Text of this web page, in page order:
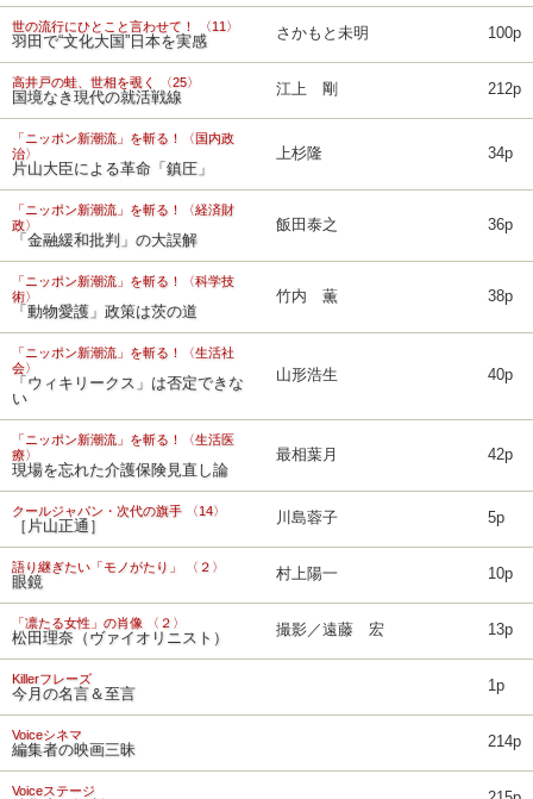
世の流行にひとこと言わせて！ 〈11〉
羽田で“文化大国”日本を実感 さかもと未明 100p
高井戸の蛙、世相を覗く 〈25〉
国境なき現代の就活戦線 江上 剛 212p
「ニッポン新潮流」を斬る！〈国内政
治〉
片山大臣による革命「鎮圧」
上杉隆 34p
「ニッポン新潮流」を斬る！〈経済財
政〉
「金融緩和批判」の大誤解
飯田泰之 36p
「ニッポン新潮流」を斬る！〈科学技
術〉
「動物愛護」政策は茨の道
竹内 薫 38p
「ニッポン新潮流」を斬る！〈生活社
会〉
「ウィキリークス」は否定できな
い
山形浩生 40p
「ニッポン新潮流」を斬る！〈生活医
療〉
現場を忘れた介護保険見直し論
最相葉月 42p
クールジャパン・次代の旗手 〈14〉
［片山正通］ 川島蓉子 5p
語り継ぎたい「モノがたり」 〈２〉
眼鏡 村上陽一 10p
「凛たる女性」の肖像 〈２〉
松田理奈（ヴァイオリニスト） 撮影／遠藤 宏 13p
Killerフレーズ
今月の名言＆至言 1p
Voiceシネマ
編集者の映画三昧 214p
Voiceステージ